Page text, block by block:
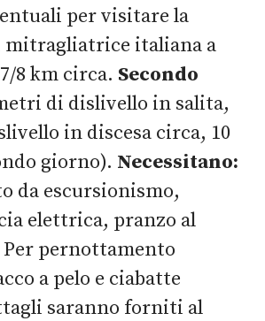
per visitare la
mitragliatrice italiana a
8 km circa. Secondo
di dislivello in salita,
in discesa circa, 10
giorno). Necessitano:
da escursionismo,
elettrica, pranzo al
Per pernottamento
a pelo e ciabatte
saranno forniti al